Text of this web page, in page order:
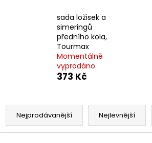
sada ložisek a
simeringů
předního kola,
Tourmax
Momentálně
vyprodáno
373 Kč
Ř
z
Nejprodávanější Nejlevnější
PITBIKE BRZDOVÁ PÁČKA WPB RACE